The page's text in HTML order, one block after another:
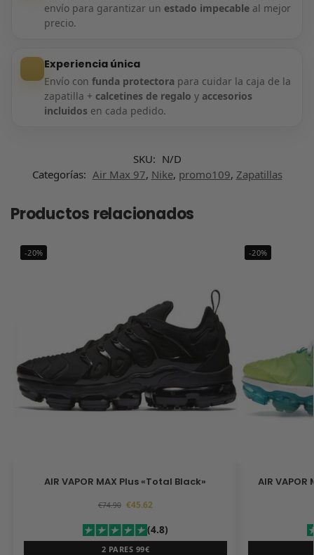
envío para garantizar un estado impecableal mejor
precio.
Experiencia única
Envío con funda protectorapara cuidar la caja de la
zapatilla + calcetines de regalo y accesorios
incluidos en cada pedido.
SKU: N/D
Categorías: Air Max 97, Nike, promo109, Zapatillas
Productos relacionados
-20%
AIR VAPOR MAX Plus «Total Black»
€74.90 €45.62
(4.8)
2 PARES 99€
-20%
AIR